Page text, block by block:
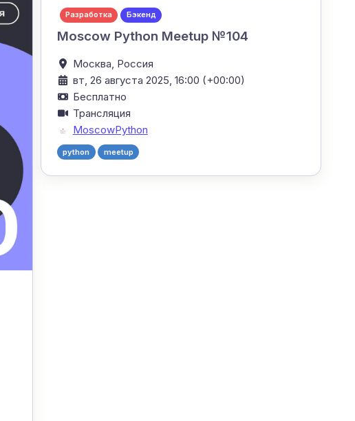
Разработка Бэкенд
Moscow Python Meetup №104
Москва, Россия
вт, 26 августа 2025, 16:00 (+00:00)
Бесплатно
Трансляция
MoscowPython
python meetup